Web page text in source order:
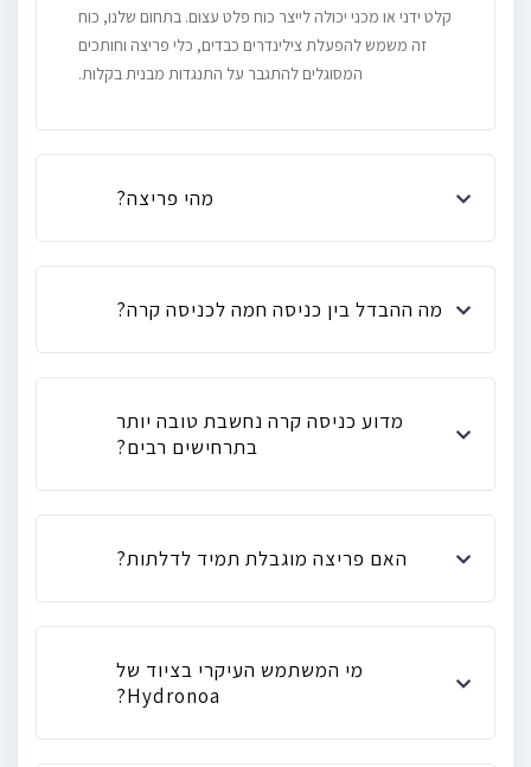
קלט ידני או מכני יכולה לייצר כוח פלט עצום. בתחום שלנו, כוח
זה משמש להפעלת צילינדרים כבדים, כלי פריצה וחותכים
המסוגלים להתגבר על התנגדות מבנית בקלות.
מהי פריצה?
מה ההבדל בין כניסה חמה לכניסה קרה?
מדוע כניסה קרה נחשבת טובה יותר
בתרחישים רבים?
האם פריצה מוגבלת תמיד לדלתות?
מי המשתמש העיקרי בציוד של
Hydronoa?